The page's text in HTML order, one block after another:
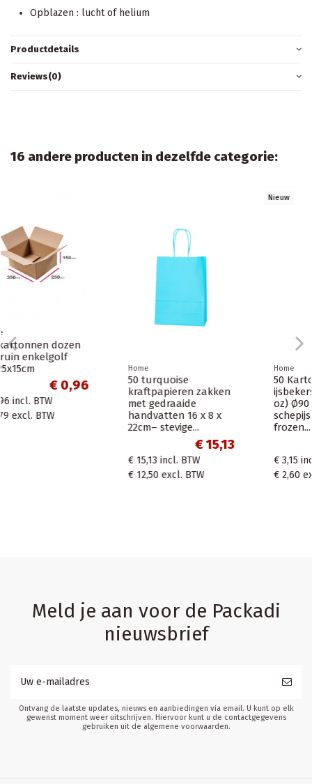
Opblazen : lucht of helium
Productdetails
Reviews(0)
16 andere producten in dezelfde categorie:
50 Kartonnen
ijsbekers wit 180 ml (6
oz) Ø90 mm – Voor
schepijs, softijs,
pistoolafroller
€ 6,04
€ 6,99 excl. BTW
Meld je aan voor de Packadi
nieuwsbrief
Ontvang de laatste updates, nieuws en aanbiedingen via email. U kunt op elk
gewenst moment weer uitschrijven. Hiervoor kunt u de contactgegevens
gebruiken uit de algemene voorwaarden.